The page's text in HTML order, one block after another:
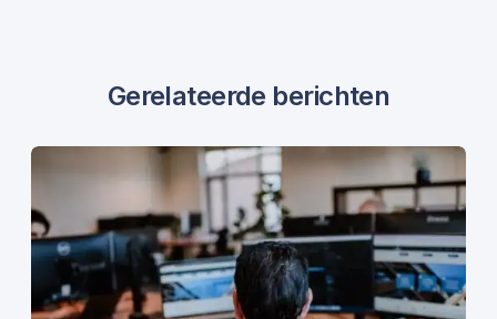
Gerelateerde berichten